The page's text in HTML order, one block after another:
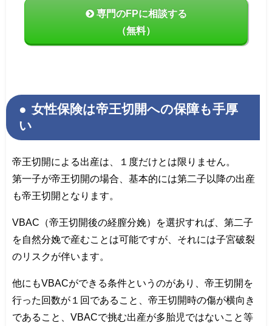
専門のFPに相談する
（無料）
女性保険は帝王切開への保障も手厚
い
帝王切開による出産は、１度だけとは限りません。
第一子が帝王切開の場合、基本的には第二子以降の出産
も帝王切開となります。
VBAC（帝王切開後の経膣分娩）を選択すれば、第二子
を自然分娩で産むことは可能ですが、それには子宮破裂
のリスクが伴います。
他にもVBACができる条件というのがあり、帝王切開を
行った回数が１回であること、帝王切開時の傷が横向き
であること、VBACで挑む出産が多胎児ではないこと等